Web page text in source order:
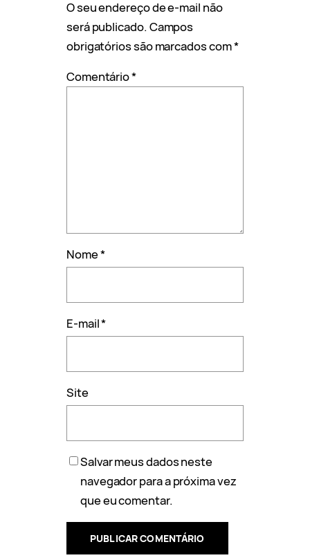
O seu endereço de e-mail não
será publicado. Campos
obrigatórios são marcados com*
Comentário*
Nome*
E-mail*
Site
Salvar meus dados neste
navegador para a próxima vez
que eu comentar.